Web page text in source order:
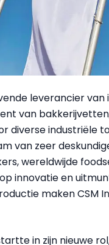
leverancier
van
diverse industriële
van zeer
wereldwijde
innovatie en
maken
in zijn nieuwe